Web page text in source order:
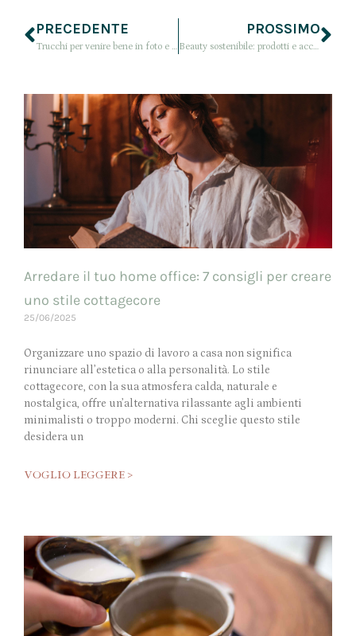
PRECEDENTE PROSSIMO
Beauty sostenibile: prodotti e accessori plastic free e ecologici (primi passi)
Arredare il tuo home office: 7 consigli per creare
uno stile cottagecore
25/06/2025
Organizzare uno spazio di lavoro a casa non significa
rinunciare all’estetica o alla personalità. Lo stile
cottagecore, con la sua atmosfera calda, naturale e
nostalgica, offre un’alternativa rilassante agli ambienti
minimalisti o troppo moderni. Chi sceglie questo stile
desidera un
VOGLIO LEGGERE >